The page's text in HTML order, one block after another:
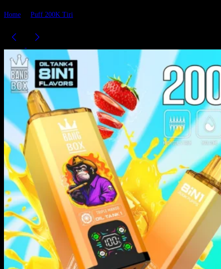
Home Puff 200K Tiri